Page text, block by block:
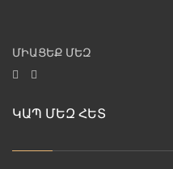
ՄԻԱՑԵՔ ՄԵԶ
ԿԱՊ ՄԵԶ ՀԵՏ